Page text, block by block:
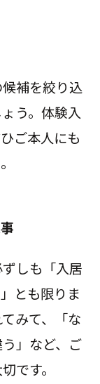
補を絞り込
う。体験入
ご本人にも
しも「入居
とも限りま
みて、「な
」など、ご
です。